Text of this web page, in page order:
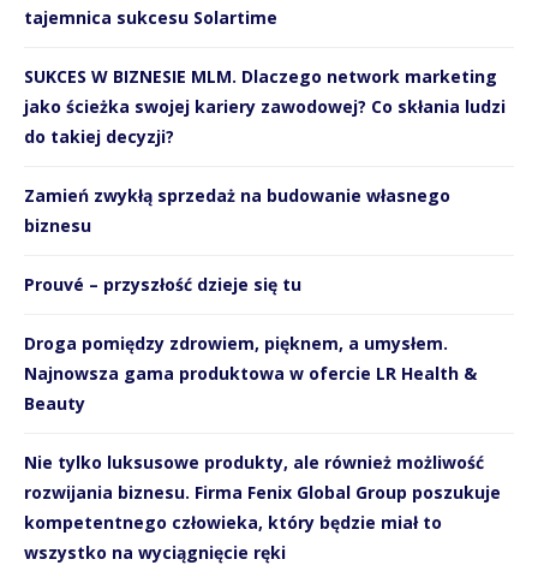
tajemnica sukcesu Solartime
SUKCES W BIZNESIE MLM. Dlaczego network marketing
jako ścieżka swojej kariery zawodowej? Co skłania ludzi
do takiej decyzji?
Zamień zwykłą sprzedaż na budowanie własnego
biznesu
Prouvé – przyszłość dzieje się tu
Droga pomiędzy zdrowiem, pięknem, a umysłem.
Najnowsza gama produktowa w ofercie LR Health &
Beauty
Nie tylko luksusowe produkty, ale również możliwość
rozwijania biznesu. Firma Fenix Global Group poszukuje
kompetentnego człowieka, który będzie miał to
wszystko na wyciągnięcie ręki